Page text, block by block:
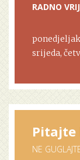
RADNO
srijeda,
Pitajte
NE